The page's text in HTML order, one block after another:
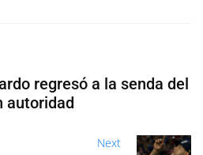
regresó a la senda del
autoridad
Next